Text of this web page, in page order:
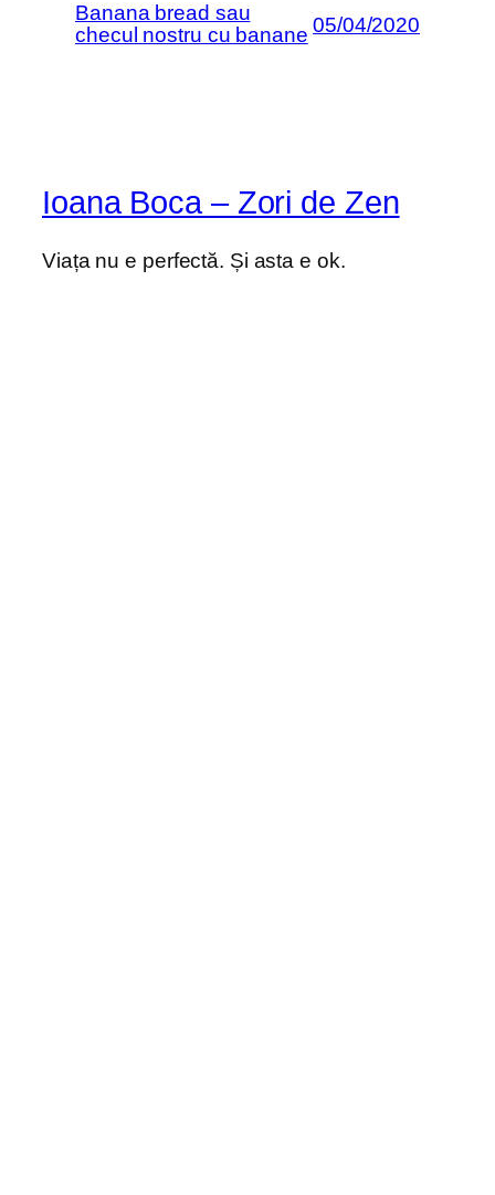
Banana bread sau
checul nostru cu banane 05/04/2020
Ioana Boca – Zori de Zen
Viața nu e perfectă. Și asta e ok.